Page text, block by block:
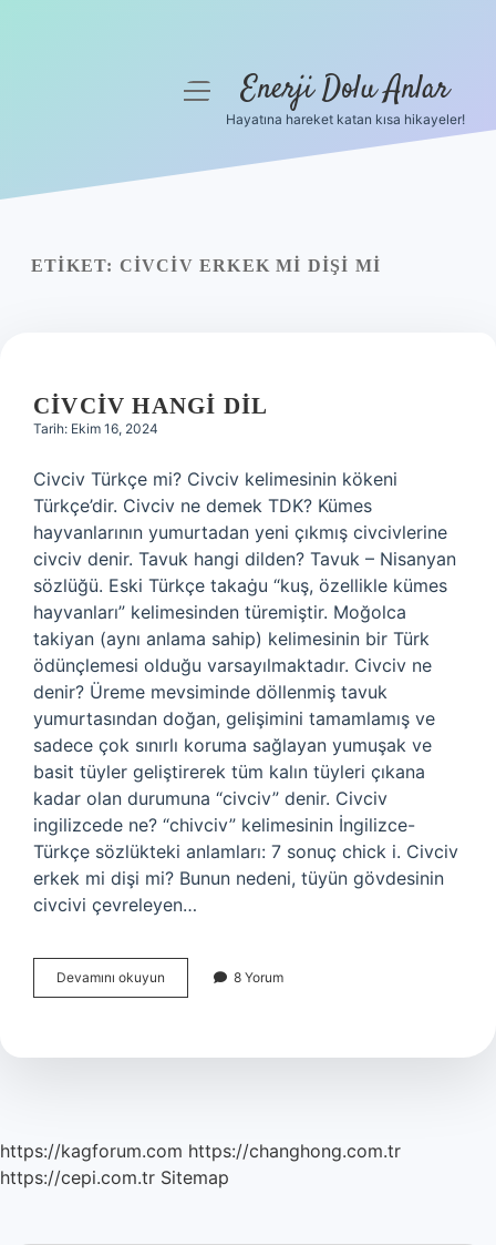
Yasal Uyarı
menüyüEnerji Dolu Anlar
Hayatına hareket katan kısa hikayeler!
ETIKET: CIVCIV ERKEK MI DIŞI MI
CIVCIV HANGI DIL
Tarih: Ekim 16, 2024
Civciv Türkçe mi? Civciv kelimesinin kökeni
Türkçe’dir. Civciv ne demek TDK? Kümes
hayvanlarının yumurtadan yeni çıkmış civcivlerine
civciv denir. Tavuk hangi dilden? Tavuk – Nisanyan
sözlüğü. Eski Türkçe takaġu “kuş, özellikle kümes
hayvanları” kelimesinden türemiştir. Moğolca
takiyan (aynı anlama sahip) kelimesinin bir Türk
ödünçlemesi olduğu varsayılmaktadır. Civciv ne
denir? Üreme mevsiminde döllenmiş tavuk
yumurtasından doğan, gelişimini tamamlamış ve
sadece çok sınırlı koruma sağlayan yumuşak ve
basit tüyler geliştirerek tüm kalın tüyleri çıkana
kadar olan durumuna “civciv” denir. Civciv
ingilizcede ne? “chivciv” kelimesinin İngilizce-
Türkçe sözlükteki anlamları: 7 sonuç chick i. Civciv
erkek mi dişi mi? Bunun nedeni, tüyün gövdesinin
civcivi çevreleyen…
Devamını okuyun
Hangi
8 Yorum
https://kagforum.com https://changhong.com.tr
https://cepi.com.tr Sitemap